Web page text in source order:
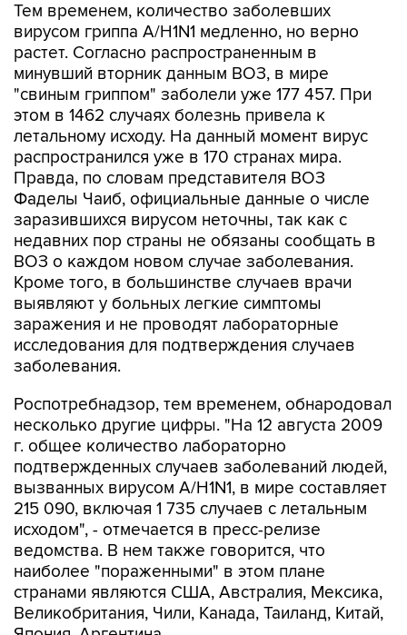
Тем временем, количество заболевших
вирусом гриппа A/H1N1 медленно, но верно
растет. Согласно распространенным в
минувший вторник данным ВОЗ, в мире
"свиным гриппом" заболели уже 177 457. При
этом в 1462 случаях болезнь привела к
летальному исходу. На данный момент вирус
распространился уже в 170 странах мира.
Правда, по словам представителя ВОЗ
Фаделы Чаиб, официальные данные о числе
заразившихся вирусом неточны, так как с
недавних пор страны не обязаны сообщать в
ВОЗ о каждом новом случае заболевания.
Кроме того, в большинстве случаев врачи
выявляют у больных легкие симптомы
заражения и не проводят лабораторные
исследования для подтверждения случаев
заболевания.
Роспотребнадзор, тем временем, обнародовал
несколько другие цифры. "На 12 августа 2009
г. общее количество лабораторно
подтвержденных случаев заболеваний людей,
вызванных вирусом А/H1N1, в мире составляет
215 090, включая 1 735 случаев с летальным
исходом", - отмечается в пресс-релизе
ведомства. В нем также говорится, что
наиболее "пораженными" в этом плане
странами являются США, Австралия, Мексика,
Великобритания, Чили, Канада, Таиланд, Китай,